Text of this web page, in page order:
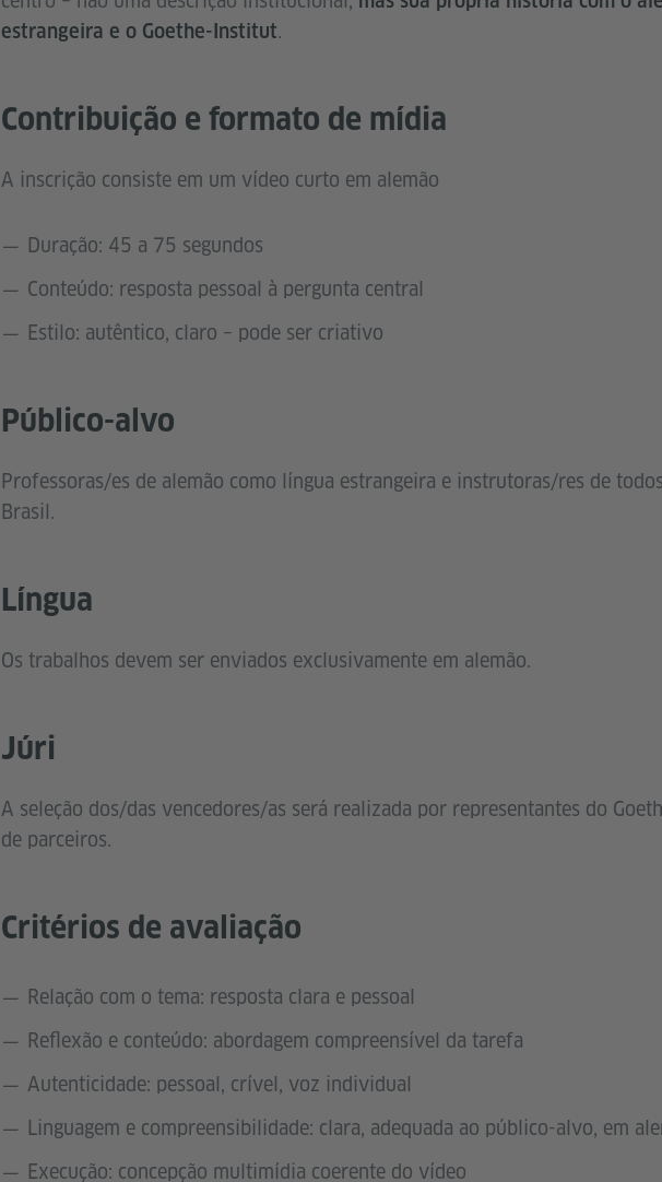
estrangeira e o Goethe-Institut.
Contribuição e formato de mídia
A inscrição consiste em um vídeo curto em alemão
Duração: 45 a 75 segundos
Conteúdo: resposta pessoal à pergunta central
Estilo: autêntico, claro – pode ser criativo
Público-alvo
Professoras/es de alemão como língua estrangeira e instrutoras/res de
Brasil.
Língua
Os trabalhos devem ser enviados exclusivamente em alemão.
Júri
A seleção dos/das vencedores/as será realizada por representantes do
de parceiros.
Critérios de avaliação
Relação com o tema: resposta clara e pessoal
Reflexão e conteúdo: abordagem compreensível da tarefa
Autenticidade: pessoal, crível, voz individual
Linguagem e compreensibilidade: clara, adequada ao público-alvo, em
Execução: concepção multimídia coerente do vídeo